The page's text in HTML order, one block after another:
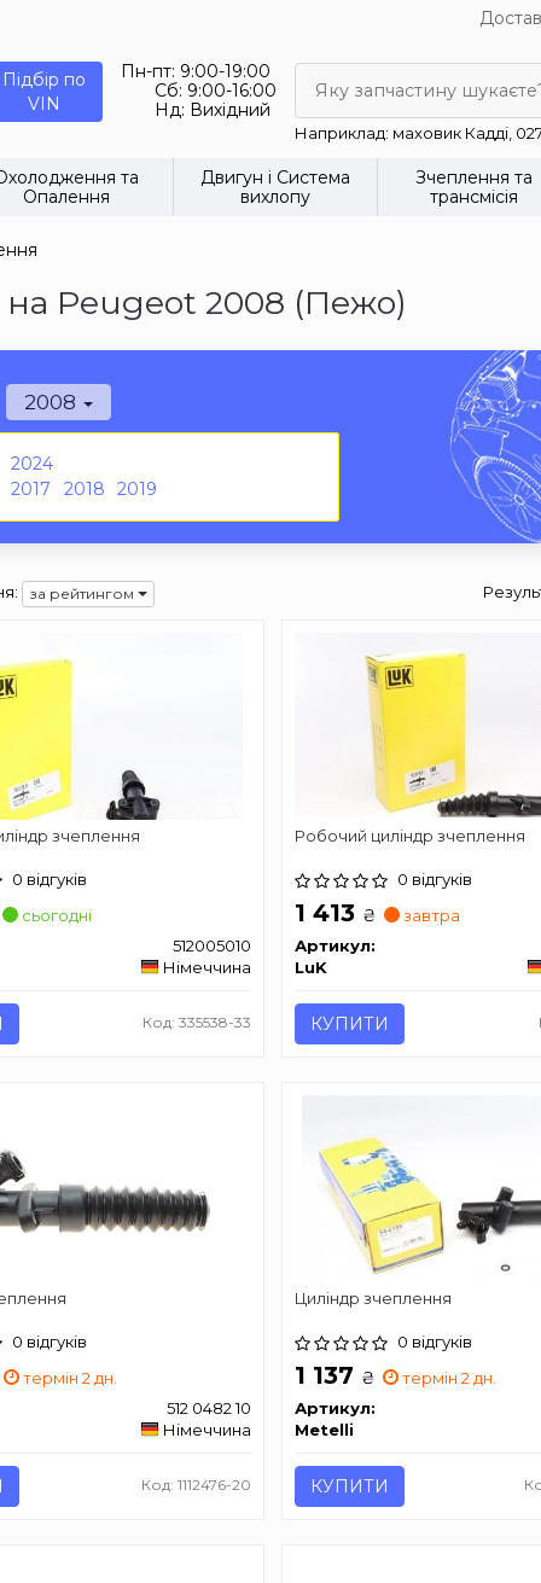
Підбір по
VIN
Пн-пт: 9:00-19:00
Сб: 9:00-16:00
Нд: Вихідний
Яку запчастину
Наприклад: маховик Кадді,
та
Опалення
Двигун і Система
вихлопу
Зчеплення та
трансмісія
Peugeot 2008 (Пежо)
2024
2017
2018 2019
2008
за рейтингом
зчеплення
0 відгуків
сьогодні
512005010
Німеччина
Код: 335538-33
Робочий циліндр зчеплення
0 відгуків
1 413 ₴
завтра
Артикул:
LuK
КУПИТИ
0 відгуків
термін 2 дн.
512 0482 10
Німеччина
Код: 1112476-20
Циліндр зчеплення
0 відгуків
1 137 ₴
термін 2 дн.
Артикул:
Metelli
КУПИТИ